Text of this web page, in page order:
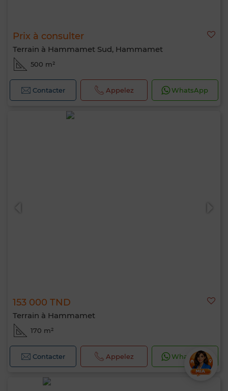
Prix à consulter
Terrain à Hammamet Sud, Hammamet
500 m²
Contacter Appelez WhatsApp
153 000 TND
Terrain à Hammamet
170 m²
Contacter Appelez WhatsApp
0 / 500